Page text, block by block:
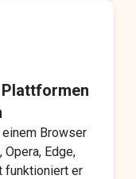
Browser
Edge,
funktioniert er